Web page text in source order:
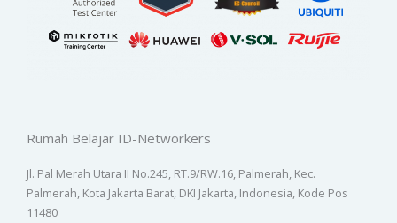
Rumah Belajar ID-Networkers
Jl. Pal Merah Utara II No.245, RT.9/RW.16, Palmerah, Kec.
Palmerah, Kota Jakarta Barat, DKI Jakarta, Indonesia, Kode Pos
11480